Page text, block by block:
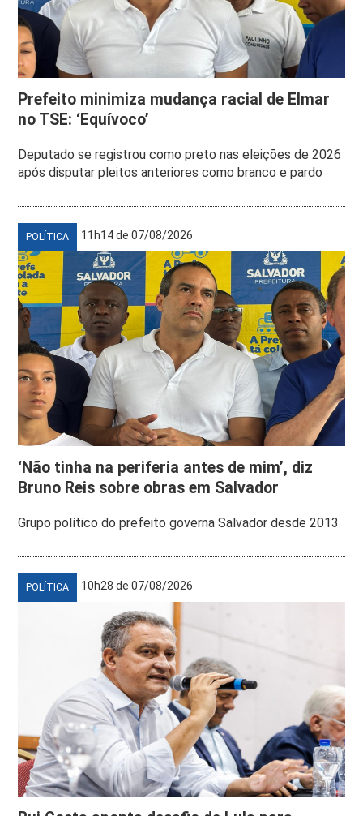
Prefeito minimiza mudança racial de Elmar
no TSE: ‘Equívoco’
Deputado se registrou como preto nas eleições de 2026
após disputar pleitos anteriores como branco e pardo
POLÍTICA 11h14 de 07/08/2026
‘Não tinha na periferia antes de mim’, diz
Bruno Reis sobre obras em Salvador
Grupo político do prefeito governa Salvador desde 2013
POLÍTICA 10h28 de 07/08/2026